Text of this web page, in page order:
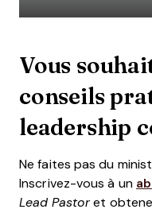
Vous
conseils
leadership
Ne faites pas du
Inscrivez-vous à un
Lead Pastoret